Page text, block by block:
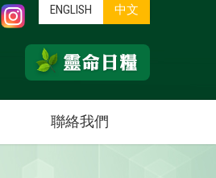
ENGLISH 中文
聯絡我們